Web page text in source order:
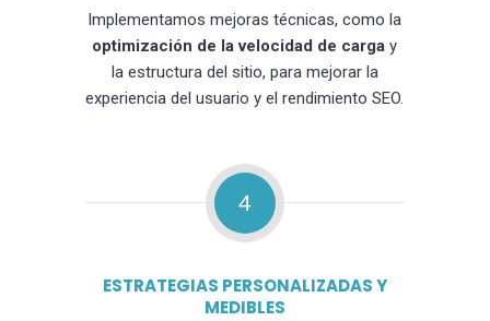
Implementamos mejoras técnicas, como la
optimización de la velocidad de carga y
la estructura del sitio, para mejorar la
experiencia del usuario y el rendimiento SEO.
4
ESTRATEGIAS PERSONALIZADAS Y
MEDIBLES